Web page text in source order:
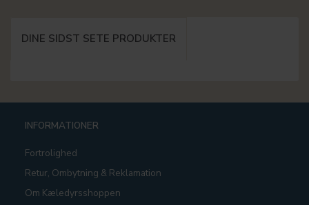
DINE SIDST SETE PRODUKTER
INFORMATIONER
Fortrolighed
Retur, Ombytning & Reklamation
Om Kæledyrsshoppen